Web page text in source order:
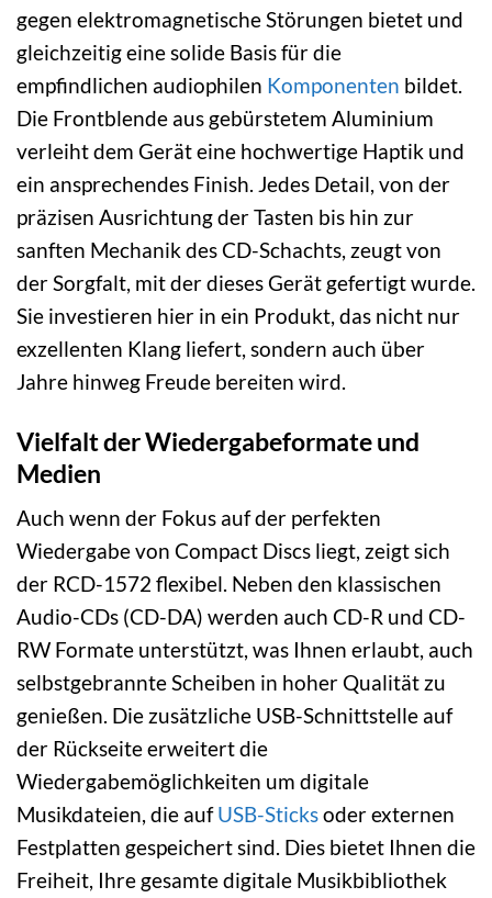
gegen elektromagnetische Störungen bietet und
gleichzeitig eine solide Basis für die
empfindlichen audiophilen Komponenten bildet.
Die Frontblende aus gebürstetem Aluminium
verleiht dem Gerät eine hochwertige Haptik und
ein ansprechendes Finish. Jedes Detail, von der
präzisen Ausrichtung der Tasten bis hin zur
sanften Mechanik des CD-Schachts, zeugt von
der Sorgfalt, mit der dieses Gerät gefertigt wurde.
Sie investieren hier in ein Produkt, das nicht nur
exzellenten Klang liefert, sondern auch über
Jahre hinweg Freude bereiten wird.
Vielfalt der Wiedergabeformate und
Medien
Auch wenn der Fokus auf der perfekten
Wiedergabe von Compact Discs liegt, zeigt sich
der RCD-1572 flexibel. Neben den klassischen
Audio-CDs (CD-DA) werden auch CD-R und CD-
RW Formate unterstützt, was Ihnen erlaubt, auch
selbstgebrannte Scheiben in hoher Qualität zu
genießen. Die zusätzliche USB-Schnittstelle auf
der Rückseite erweitert die
Wiedergabemöglichkeiten um digitale
Musikdateien, die aufUSB-Sticksoder externen
Festplatten gespeichert sind. Dies bietet Ihnen die
Freiheit, Ihre gesamte digitale Musikbibliothek